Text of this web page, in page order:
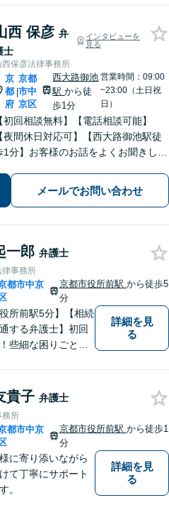
】
西 保彦 弁
士
インタビューを
見る
西保彦法律事務所
京
都
府
|
京都
市中
京区
西大路御池
駅から徒
歩1分
営業時間：09:00
~23:00（土日祝
日）
【初回相談無料】【電話相談可能】
【夜間休日対応可】【西大路御池駅徒
1分】お客様のお話をよくお聞きし
ます。最高の法律サービスを提供する
ために日々研鑽もしています。親切丁
メールでお問い合わせ
一郎 弁護士
律事務所
都市中京
京都市役所前駅から徒歩5
分
役所前駅5分】【相続
する弁護士】初回
些細な困りごと
に向き合い、問題
いてまいります。
談ください。
詳細を見
る
貴子 弁護士
務所
都市中京
京都市役所前駅から徒歩1
分
に寄り添いながら
て丁寧にサポート
。
詳細を見
る